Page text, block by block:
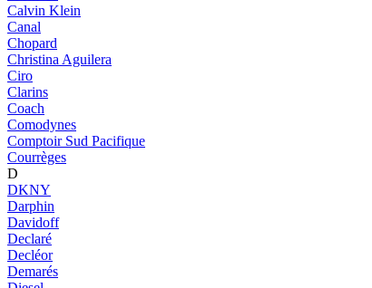
Calvin Klein
Canal
Chopard
Christina Aguilera
Ciro
Clarins
Coach
Comodynes
Comptoir Sud Pacifique
Courrèges
D
DKNY
Darphin
Davidoff
Declaré
Decléor
Demarés